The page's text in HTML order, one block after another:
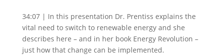
34:07 | In this presentation Dr. Prentiss explains the
vital need to switch to renewable energy and she
describes here – and in her book Energy Revolution –
just how that change can be implemented.